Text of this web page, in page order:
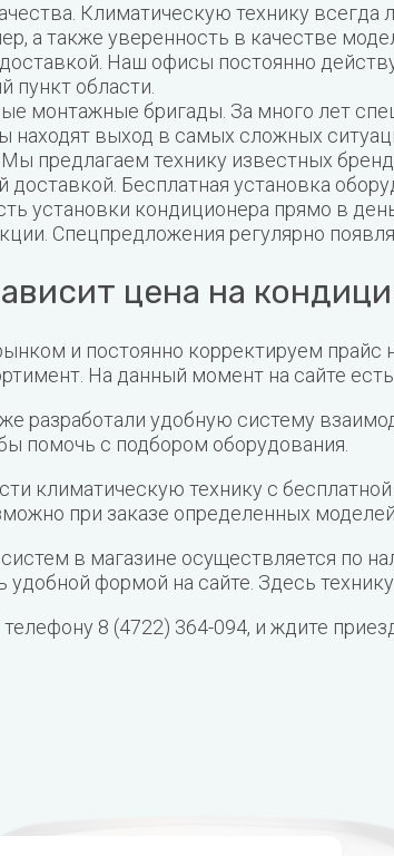
Климатическую технику
а также уверенность в качестве
Наш офисы постоянно
пункт области.
монтажные бригады. За много лет
находят выход в самых сложных
предлагаем технику известных
доставкой. Бесплатная установка
установки кондиционера прямо в
Спецпредложения регулярно
цена на
и постоянно корректируем прайс
На данный момент на сайте
разработали удобную систему
помочь с подбором оборудования.
климатическую технику с
при заказе определенных
в магазине осуществляется по
удобной формой на сайте. Здесь
8 (4722) 364-094, и ждите